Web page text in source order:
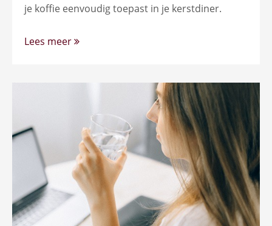
je koffie eenvoudig toepast in je kerstdiner.
Lees meer